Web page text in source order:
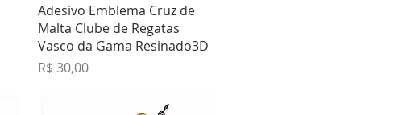
Visualização rápida
Adesivo Emblema Cruz de
Malta Clube de Regatas
Vasco da Gama Resinado3D
Preço
R$ 30,00